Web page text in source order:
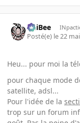
PhiBee
Posté(e) le 22
Heu... pour moi la
pour chaque mode
satellite, adsl...
Pour l'idée de la
trop sur un forum